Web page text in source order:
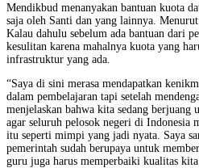
Mendikbud menanyakan bantuan kuota
saja oleh Santi dan yang lainnya.
Kalau dahulu sebelum ada bantuan dari
kesulitan karena mahalnya kuota yang
infrastruktur yang ada.
“Saya di sini merasa mendapatkan
dalam pembelajaran tapi setelah
menjelaskan bahwa kita sedang
agar seluruh pelosok negeri di Indonesia
itu seperti mimpi yang jadi nyata. Saya
pemerintah sudah berupaya untuk
guru juga harus memperbaiki kualitas